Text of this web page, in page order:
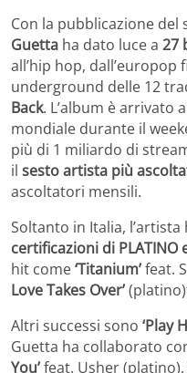
Con la pubblicazione
Guetta ha dato luce a 27
all’hip hop,
underground delle 12
Back. L’album è arrivato
mondiale durante il
più di 1 miliardo di
il sesto artista più
ascoltatori mensili.
Soltanto in Italia,
certificazioni di PLATINO
hit come‘Titanium’feat.
Love Takes Over’
Altri successi sono ‘Play
Guetta ha collaborato
You’feat. Usher (platino),